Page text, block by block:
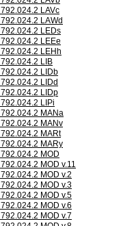
792.024.2 LAVc
792.024.2 LAWd
792.024.2 LEDs
792.024.2 LEEe
792.024.2 LEHh
792.024.2 LIB
792.024.2 LIDb
792.024.2 LIDd
792.024.2 LIDp
792.024.2 LIPi
792.024.2 MANa
792.024.2 MANv
792.024.2 MARt
792.024.2 MARy
792.024.2 MOD
792.024.2 MOD v.11
792.024.2 MOD v.2
792.024.2 MOD v.3
792.024.2 MOD v.5
792.024.2 MOD v.6
792.024.2 MOD v.7